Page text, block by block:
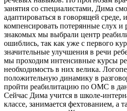
занятия со специалистами, Дима
адаптироваться в говорящей среде,
компенсировать потерянные слух и
знакомых мы выбрали центр
ошиблись, так как уже с первого
значительные улучшения в речи
мы проходим интенсивные курсы
необходимость в них велика.
положительную динамику в
пройти реабилитацию по ОМС в
Сейчас Дима учится в школе-
классе, занимается фехтованием, а